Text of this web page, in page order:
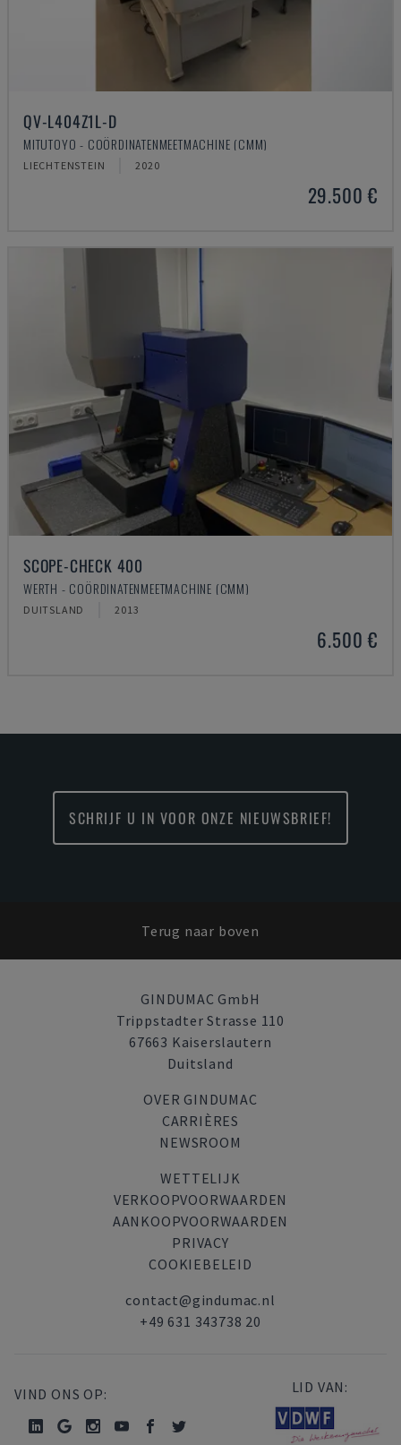
QV-L404Z1L-D
MITUTOYO - COÖRDINATENMEETMACHINE (CMM)
LIECHTENSTEIN 2020
29.500 €
SCOPE-CHECK 400
WERTH - COÖRDINATENMEETMACHINE (CMM)
DUITSLAND 2013
6.500 €
SCHRIJF U IN VOOR ONZE NIEUWSBRIEF!
Terug naar boven
GINDUMAC GmbH
Trippstadter Strasse 110
67663 Kaiserslautern
Duitsland
OVER GINDUMAC
CARRIÈRES
NEWSROOM
WETTELIJK
VERKOOPVOORWAARDEN
AANKOOPVOORWAARDEN
PRIVACY
COOKIEBELEID
contact@gindumac.nl
+49 631 343738 20
VIND ONS OP: LID VAN: